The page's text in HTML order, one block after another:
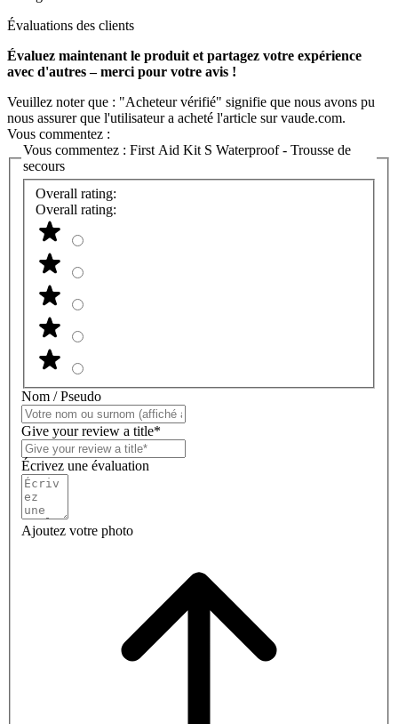
Évaluations des clients
Évaluez maintenant le produit et partagez votre expérience
avec d'autres – merci pour votre avis !
Veuillez noter que : "Acheteur vérifié" signifie que nous avons pu
nous assurer que l'utilisateur a acheté l'article sur vaude.com.
Vous commentez :
Vous commentez : First Aid Kit S Waterproof - Trousse de
secours
Overall rating:
Overall rating:
Nom / Pseudo
Give your review a title*
Écrivez une évaluation
Ajoutez votre photo